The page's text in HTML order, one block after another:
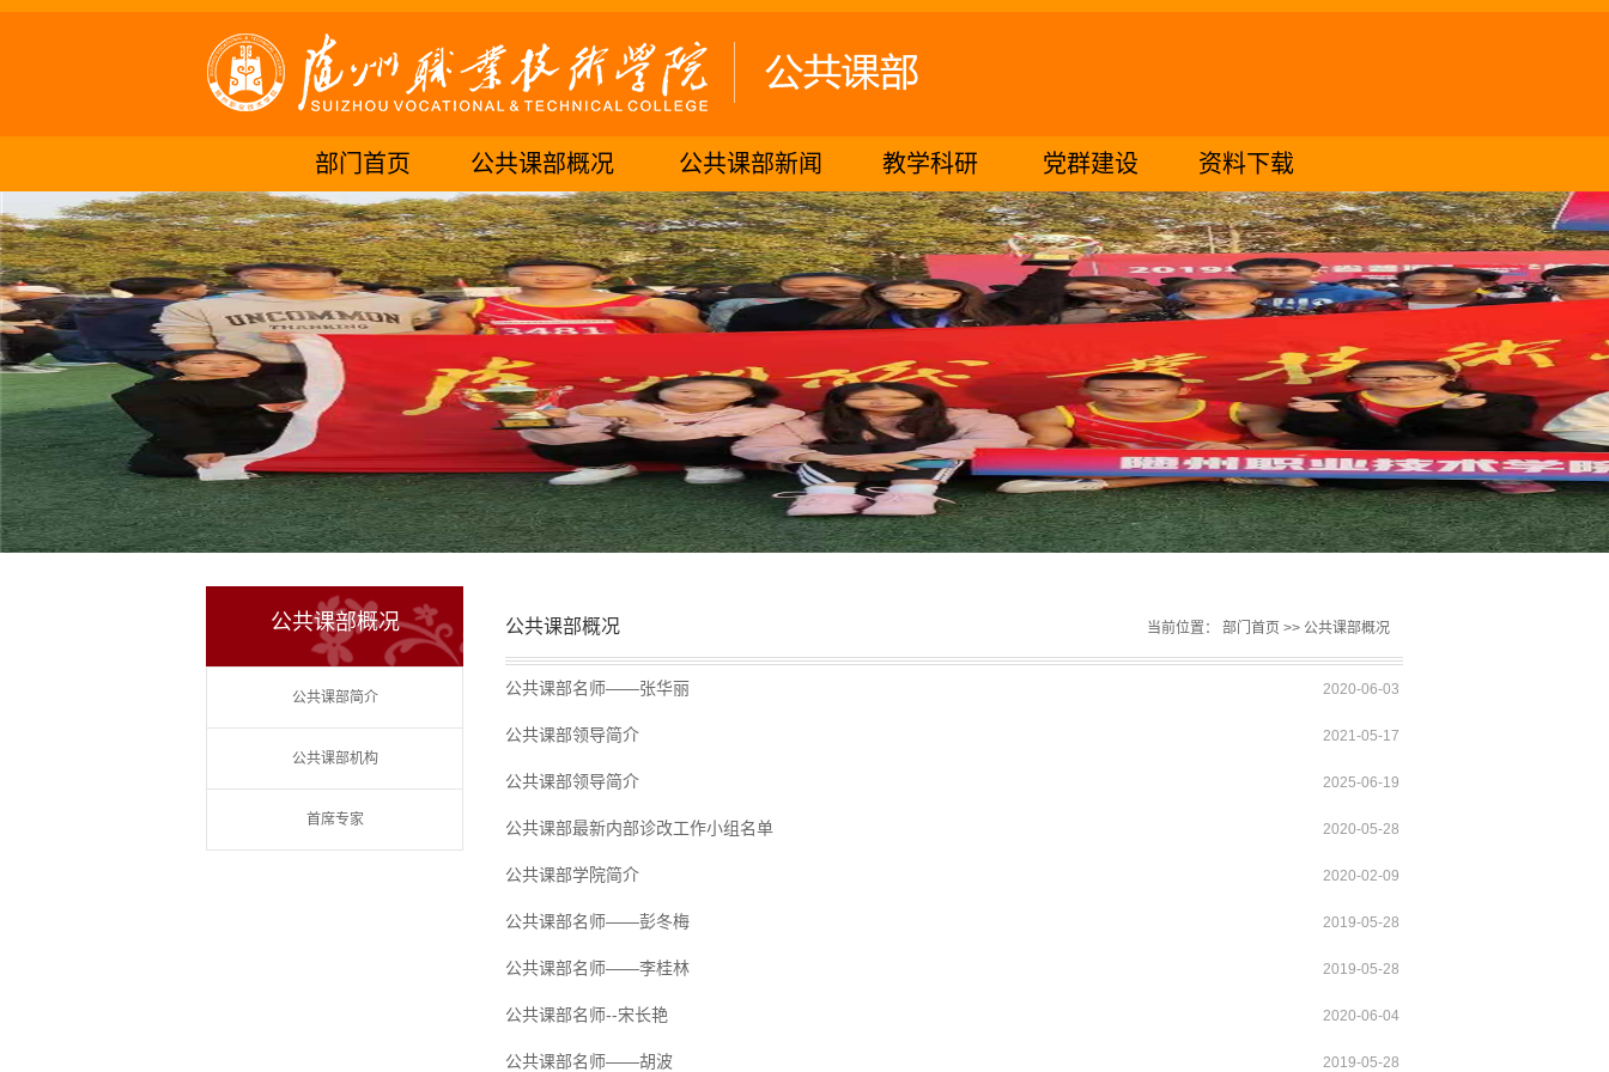
部门首页 公共课部概况 公共课部新闻 教学科研 党群建设 资料下载
公共课部概况
公共课部简介
公共课部机构
首席专家
公共课部概况 当前位置： 部门首页 >> 公共课部概况
公共课部名师——张华丽 2020-06-03
公共课部领导简介 2021-05-17
公共课部领导简介 2025-06-19
公共课部最新内部诊改工作小组名单 2020-05-28
公共课部学院简介 2020-02-09
公共课部名师——彭冬梅 2019-05-28
公共课部名师——李桂林 2019-05-28
公共课部名师--宋长艳 2020-06-04
公共课部名师——胡波 2019-05-28